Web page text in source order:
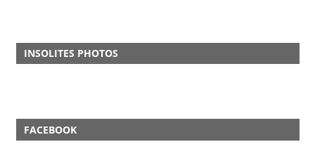
INSOLITES PHOTOS
FACEBOOK